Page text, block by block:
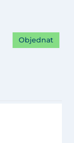
Objednat